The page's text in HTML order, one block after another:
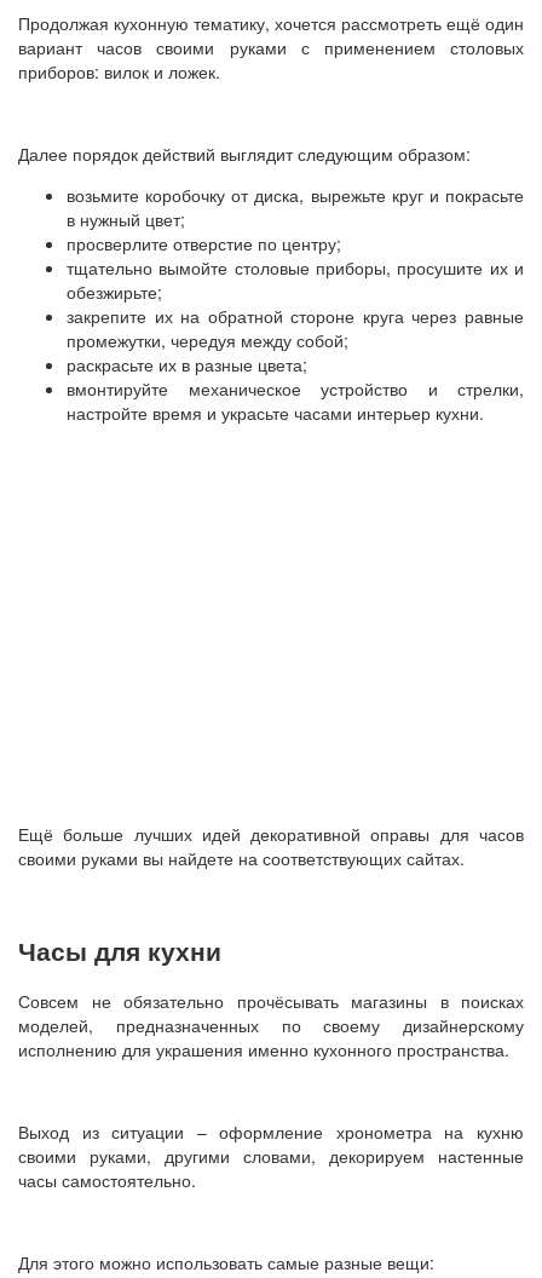
Продолжая кухонную тематику, хочется рассмотреть ещё один
вариант часов своими руками с применением столовых
приборов: вилок и ложек.
Далее порядок действий выглядит следующим образом:
возьмите коробочку от диска, вырежьте круг и покрасьте
в нужный цвет;
просверлите отверстие по центру;
тщательно вымойте столовые приборы, просушите их и
обезжирьте;
закрепите их на обратной стороне круга через равные
промежутки, чередуя между собой;
раскрасьте их в разные цвета;
вмонтируйте механическое устройство и стрелки,
настройте время и украсьте часами интерьер кухни.
Ещё больше лучших идей декоративной оправы для часов
своими руками вы найдете на соответствующих сайтах.
Часы для кухни
Совсем не обязательно прочёсывать магазины в поисках
моделей, предназначенных по своему дизайнерскому
исполнению для украшения именно кухонного пространства.
Выход из ситуации – оформление хронометра на кухню
своими руками, другими словами, декорируем настенные
часы самостоятельно.
Для этого можно использовать самые разные вещи: